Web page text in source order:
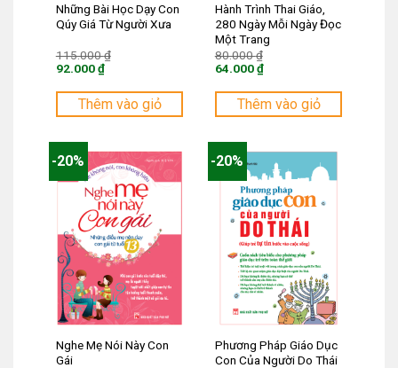
Những Bài Học Dạy Con
Qúy Giá Từ Người Xưa
115.000₫
115.000 ₫.
92.000₫
hiện
là:
Thêm vào giỏ
Hành Trình Thai Giáo,
280 Ngày Mỗi Ngày Đọc
Một Trang
80.000₫
80.000 ₫.
64.000₫
hiện
là:
Thêm vào giỏ
-20%
Nghe Mẹ Nói Này Con
Gái
-20%
Phương Pháp Giáo Dục
Con Của Người Do Thái